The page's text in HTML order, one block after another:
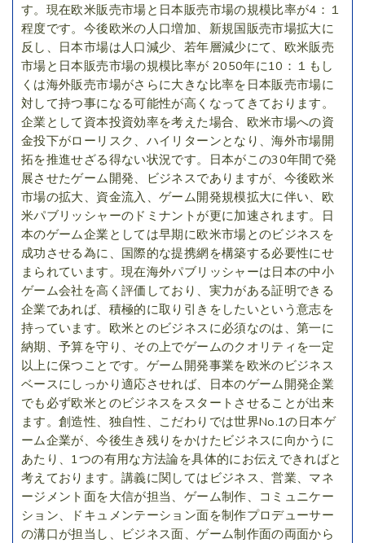
す。現在欧米販売市場と日本販売市場の規模比率が4：１
程度です。今後欧米の人口増加、新規国販売市場拡大に
反し、日本市場は人口減少、若年層減少にて、欧米販売
市場と日本販売市場の規模比率が 2050年に10：１もし
くは海外販売市場がさらに大きな比率を日本販売市場に
対して持つ事になる可能性が高くなってきております。
企業として資本投資効率を考えた場合、欧米市場への資
金投下がローリスク、ハイリターンとなり、海外市場開
拓を推進せざる得ない状況です。日本がこの30年間で発
展させたゲーム開発、ビジネスでありますが、今後欧米
市場の拡大、資金流入、ゲーム開発規模拡大に伴い、欧
米パブリッシャーのドミナントが更に加速されます。日
本のゲーム企業としては早期に欧米市場とのビジネスを
成功させる為に、国際的な提携網を構築する必要性にせ
まられています。現在海外パブリッシャーは日本の中小
ゲーム会社を高く評価しており、実力がある証明できる
企業であれば、積極的に取り引きをしたいという意志を
持っています。欧米とのビジネスに必須なのは、第一に
納期、予算を守り、その上でゲームのクオリティを一定
以上に保つことです。ゲーム開発事業を欧米のビジネス
ベースにしっかり適応させれば、日本のゲーム開発企業
でも必ず欧米とのビジネスをスタートさせることが出来
ます。創造性、独自性、こだわりでは世界No.1の日本ゲ
ーム企業が、今後生き残りをかけたビジネスに向かうに
あたり、1つの有用な方法論を具体的にお伝えできればと
考えております。講義に関してはビジネス、営業、マネ
ージメント面を大信が担当、ゲーム制作、コミュニケー
ション、ドキュメンテーション面を制作プロデューサー
の溝口が担当し、ビジネス面、ゲーム制作面の両面から